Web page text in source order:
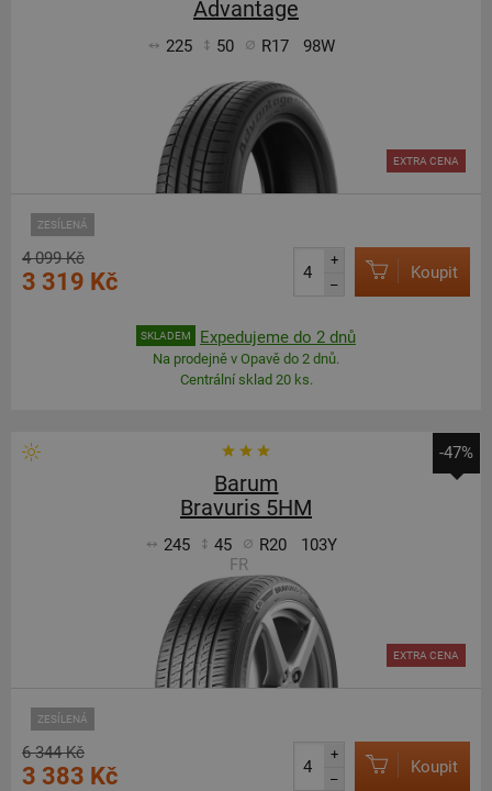
Advantage
225 50 R17 98W
ZESÍLENÁ
EXTRA CENA
4 099 Kč
3 319 Kč
+
–
Koupit
SKLADEM Expedujeme do 2 dnů
Na prodejně v Opavě do 2 dnů.
Centrální sklad 20 ks.
-47%
Barum
Bravuris 5HM
245 45 R20
103Y
FR
ZESÍLENÁ
EXTRA CENA
6 344 Kč
3 383 Kč
+
–
Koupit